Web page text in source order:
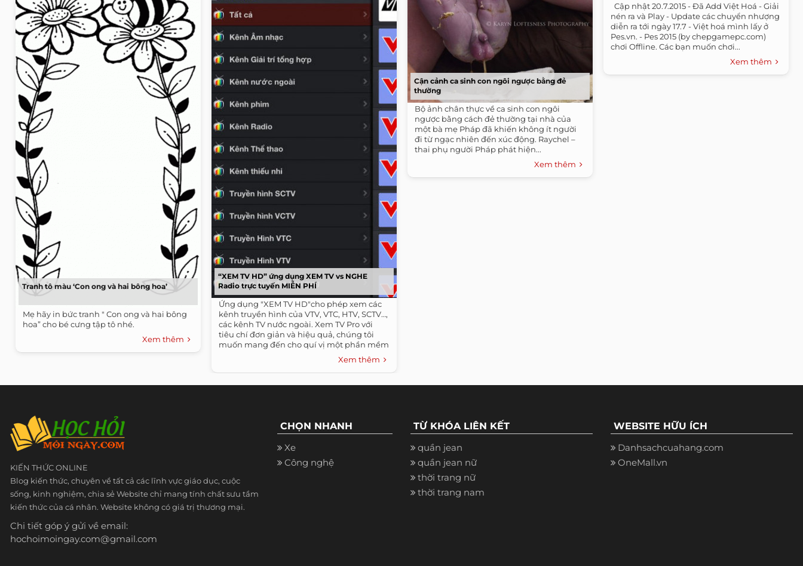
Tranh tô màu ‘Con ong và hai bông hoa’
Mẹ hãy in bức tranh " Con ong và hai bông
hoa” cho bé cưng tập tô nhé.
Xem thêm
“XEM TV HD” ứng dụng XEM TV vs NGHE
Radio trực tuyến MIỄN PHÍ
Ứng dụng "XEM TV HD"cho phép xem các
kênh truyền hình của VTV, VTC, HTV, SCTV…,
các kênh TV nước ngoài. Xem TV Pro với
tiêu chí đơn giản và hiệu quả, chúng tôi
muốn mang đến cho quí vị một phần mềm
Xem thêm
Cận cảnh ca sinh con ngôi ngược bằng đẻ
thường
Bộ ảnh chân thực về ca sinh con ngôi
ngược bằng cách đẻ thường tại nhà của
một bà mẹ Pháp đã khiến không ít người
đi từ ngạc nhiên đến xúc động. Raychel –
thai phụ người Pháp phát hiện...
Xem thêm
​ ​ Cập nhật 20.7.2015 - Đã Add Việt Hoá - Giải
nén ra và Play - Update các chuyển nhượng
diễn ra tới ngày 17.7 - Việt hoá mình lấy ở
Pes.vn. - Pes 2015 (by chepgamepc.com)
chơi Offline. Các bạn muốn chơi...
Xem thêm
KIẾN THỨC ONLINE
Blog kiến thức, chuyên về tất cả các lĩnh vực giáo dục, cuộc
sống, kinh nghiệm, chia sẻ Website chỉ mang tính chất sưu tầm
kiến thức của cá nhân. Website không có giá trị thương mại.
Chi tiết góp ý gửi về email:
hochoimoingay.com@gmail.com
CHỌN NHANH
Xe
Công nghệ
TỪ KHÓA LIÊN KẾT
quần jean
quần jean nữ
thời trang nữ
thời trang nam
WEBSITE HỮU ÍCH
Danhsachcuahang.com
OneMall.vn